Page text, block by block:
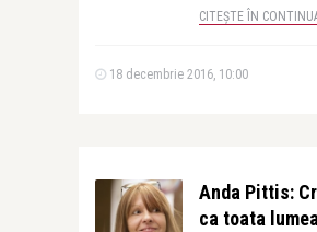
CITEȘTE ÎN
18 decembrie 2016, 10:00
Anda Pittis:
ca toata